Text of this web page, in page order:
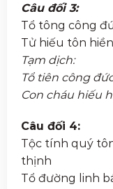
Câu đối 3:
Tổ tông công
Tử hiếu tôn
Tạm dịch:
Tổ tiên công
Con cháu hiếu
Câu đối 4:
Tộc tính quý
thịnh
Tổ đường linh